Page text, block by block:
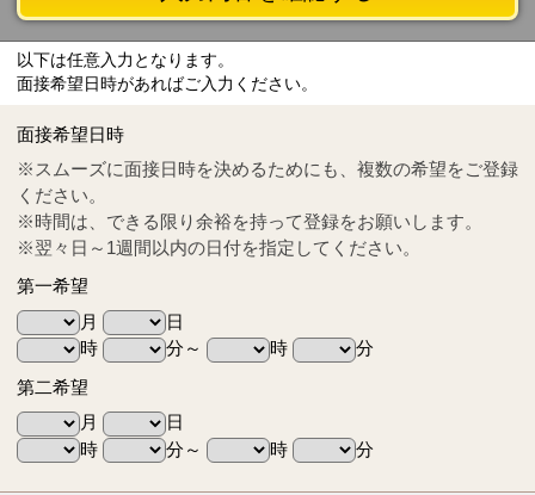
Tel
0570-55-0314
以下は任意入力となります。
面接希望日時があればご入力ください。
面接希望日時
※スムーズに面接日時を決めるためにも、複数の希望をご登録
ください。
※時間は、できる限り余裕を持って登録をお願いします。
※翌々日～1週間以内の日付を指定してください。
第一希望
月
日
時
分～ 時
分
第二希望
月
日
時
分～ 時 分